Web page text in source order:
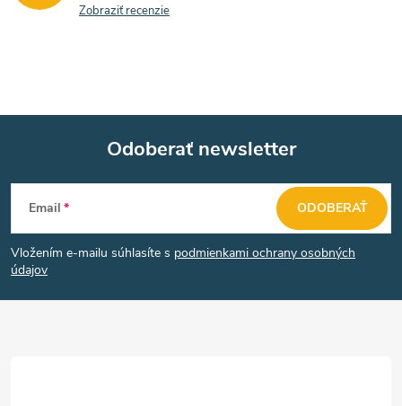
Zobraziť recenzie
Z
á
p
Odoberať newsletter
Email
Vložením e-mailu súhlasíte s podmienkami ochrany osobných
údajov
ODOBERAŤ